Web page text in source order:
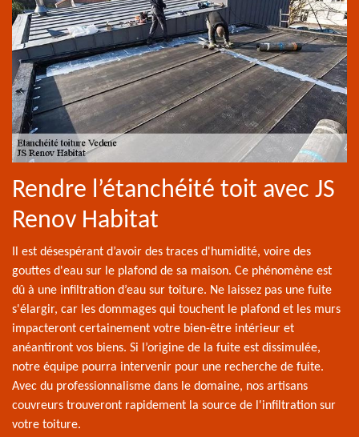
Rendre l’étanchéité toit avec JS
Renov Habitat
Il est désespérant d’avoir des traces d'humidité, voire des
gouttes d'eau sur le plafond de sa maison. Ce phénomène est
dû à une infiltration d’eau sur toiture. Ne laissez pas une fuite
s'élargir, car les dommages qui touchent le plafond et les murs
impacteront certainement votre bien-être intérieur et
anéantiront vos biens. Si l’origine de la fuite est dissimulée,
notre équipe pourra intervenir pour une recherche de fuite.
Avec du professionnalisme dans le domaine, nos artisans
couvreurs trouveront rapidement la source de l'infiltration sur
votre toiture.